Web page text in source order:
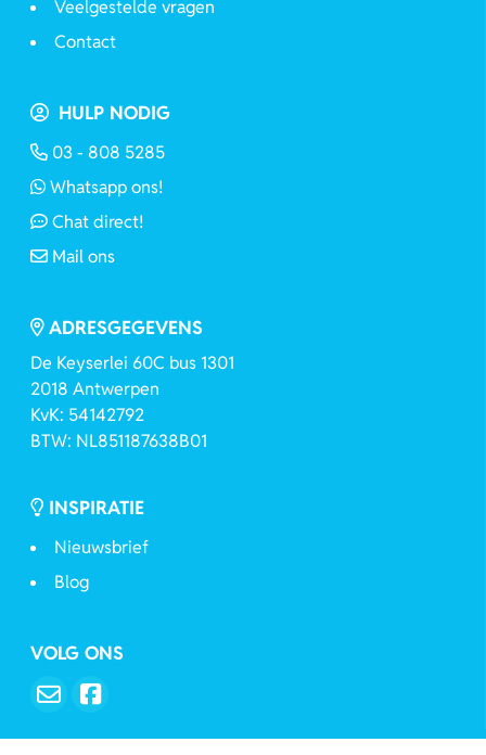
Veelgestelde vragen
Contact
HULP NODIG
03 - 808 5285
Whatsapp ons!
Chat direct!
Mail ons
ADRESGEGEVENS
De Keyserlei 60C bus 1301
2018 Antwerpen
KvK: 54142792
BTW: NL851187638B01
INSPIRATIE
Nieuwsbrief
Blog
VOLG ONS